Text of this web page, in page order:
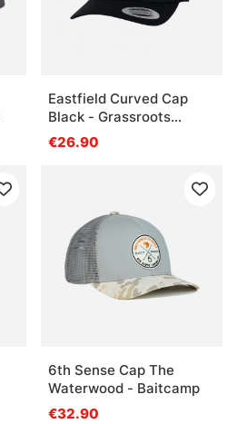
Eastfield Curved Cap
Black - Grassroots
Fishing
€26.90
6th Sense Cap The
Waterwood - Baitcamp
€32.90